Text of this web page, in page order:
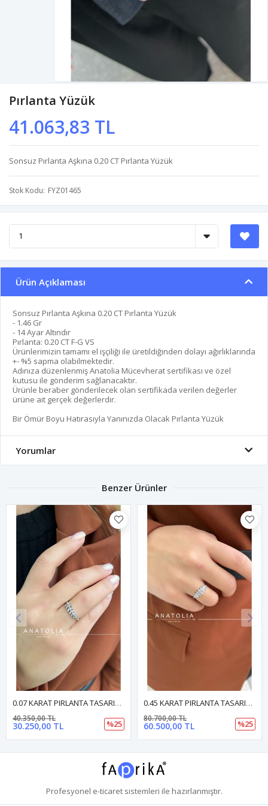
Pırlanta Yüzük
41.063,83 TL
Sonsuz Pırlanta Aşkına 0.20 CT Pırlanta Yüzük
Stok Kodu FYZ01465
Ürün Açıklaması
Sonsuz Pırlanta Aşkına 0.20 CT Pırlanta Yüzük
- 1.46 Gr
- 14 Ayar Altındır
Pırlanta: 0.20 CT F-G VS
Ürünlerimizin tamamı el işçiliği ile üretildiğinden dolayı ağırlıklarında
+- %5 sapma olabilmektedir.
Adınıza düzenlenmiş Anatolia Mücevherat sertifikası ve özel
kutusu ile gönderim sağlanacaktır.
Ürünle beraber gönderilecek olan sertifikada verilen değerler
ürüne ait gerçek değerlerdir.
Bir Ömür Boyu Hatırasıyla Yanınızda Olacak Pırlanta Yüzük
Yorumlar
Benzer Ürünler
0.07 KARAT PIRLANTA TASARIM YÜZÜK
30.250,00 TL
40.350,00 TL
%25
0.45 KARAT PIRLANTA TASARIM YÜZÜK
60.500,00 TL
80.700,00 TL
%25
Profesyonel e-ticaretsistemleri ile hazırlanmıştır.